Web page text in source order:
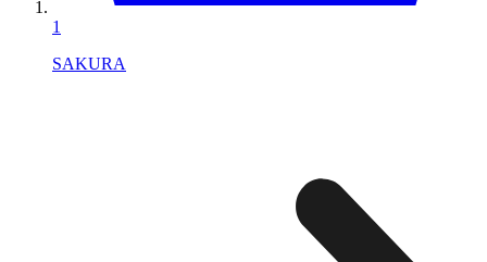
1
SAKURA